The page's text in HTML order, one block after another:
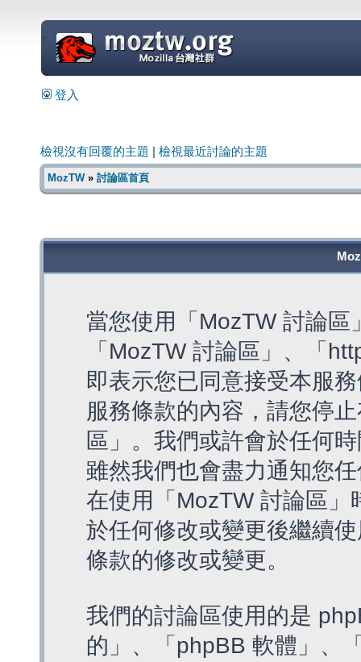
=
登入
檢視沒有回覆的主題 檢視最近討論的主題
MozTW» 討論區首頁
當您使用「MozTW 討論
「MozTW 討論區」、「
即表示您已同意接受本服
服務條款的內容，請您停
區」。我們或許會於任何
雖然我們也會盡力通知您
在使用「MozTW 討論區
於任何修改或變更後繼續
條款的修改或變更。
我們的討論區使用的是
的」、「phpBB 軟體」、